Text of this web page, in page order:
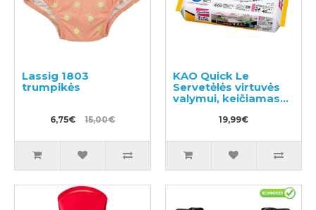
Lassig 1803
trumpikės
6,75€ 15,00€
KAO Quick Le
Servetėlės virtuvės
valymui, keičiamas
19,99€